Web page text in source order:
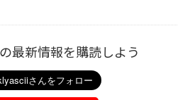
最新情報を購読しよう